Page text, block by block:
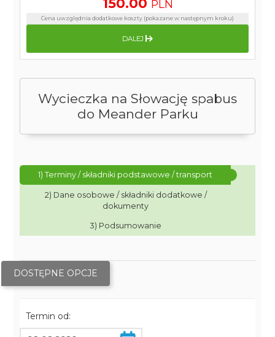
Wycieczka na Słowację spabus
do Meander Parku
1) Terminy / składniki podstawowe / transport
2) Dane osobowe / składniki dodatkowe /
dokumenty
3) Podsumowanie
DOSTĘPNE OPCJE
Termin od:
PLN
Cena uwzględnia dodatkowe koszty (pokazane w następnym kroku)
DALEJ